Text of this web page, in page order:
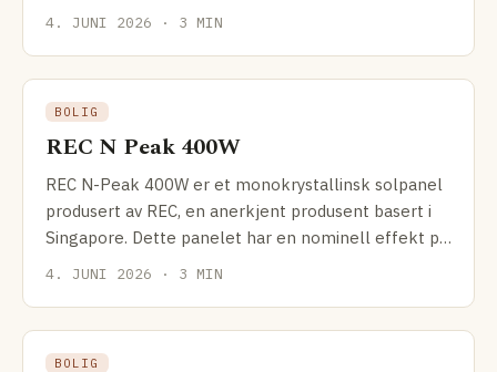
effekt på 400W
4. JUNI 2026 · 3 MIN
BOLIG
REC N Peak 400W
REC N-Peak 400W er et monokrystallinsk solpanel
produsert av REC, en anerkjent produsent basert i
Singapore. Dette panelet har en nominell effekt på
400W
4. JUNI 2026 · 3 MIN
BOLIG